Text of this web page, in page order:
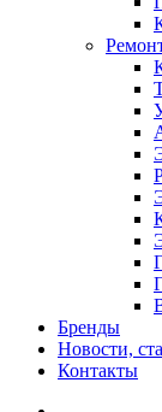
Бренды
Новости,
Контакты